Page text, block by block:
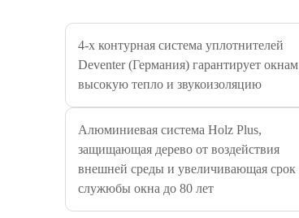
4-х контурная система уплотнителей
Deventer (Германия) гарантирует окнам
высокую тепло и звукоизоляцию
Алюминиевая система Holz Plus,
защищающая дерево от воздействия
внешней среды и увеличивающая срок
служюбы окна до 80 лет